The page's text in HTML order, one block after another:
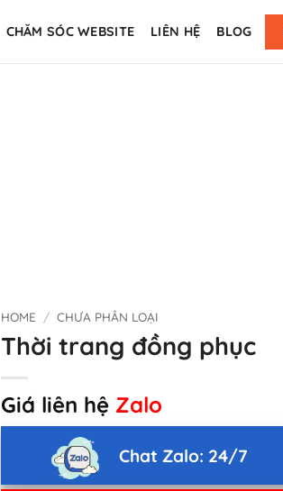
CHĂM SÓC WEBSITE LIÊN HỆ BLOG
HOME / CHƯA PHÂN LOẠI
Thời trang đồng phục
Giá liên hệ Zalo
Chat Zalo: 24/7